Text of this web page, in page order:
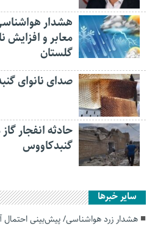
هشدار
معابر و افزایش
گلستان
صدای نانوای
حادثه انفجار
گنبدکاووس
سایر خبرها
هشدار زرد هواشناسی/ پیش‌بینی احتمال